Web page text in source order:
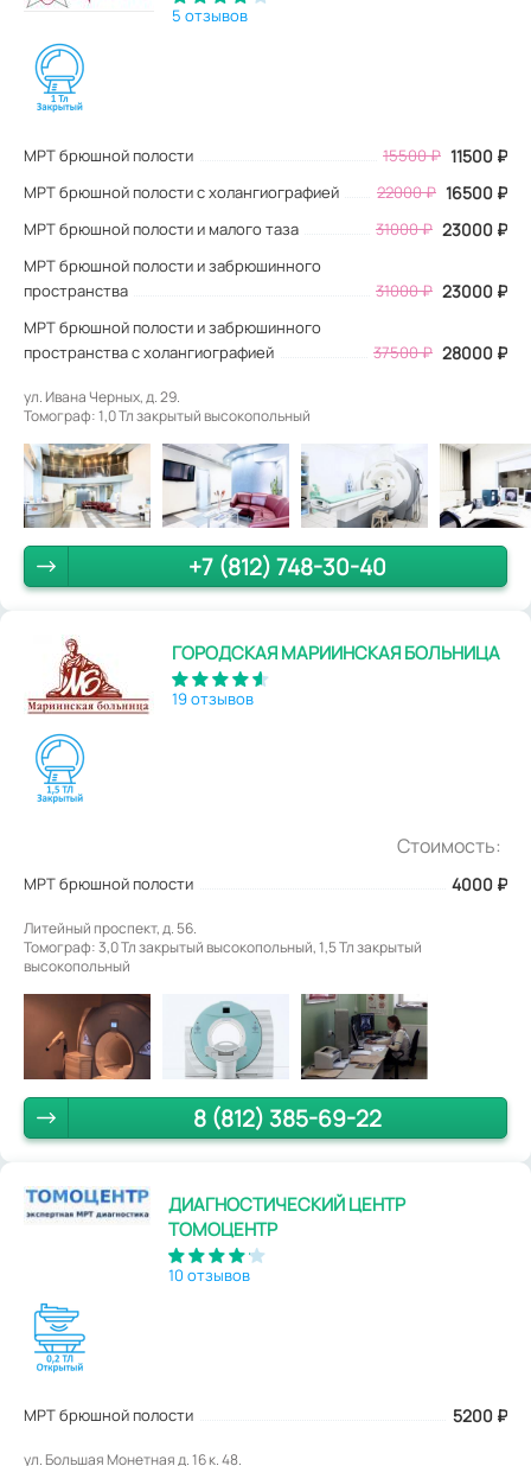
5 отзывов
МРТ брюшной полости 15500₽ 11500 ₽
МРТ брюшной полости с холангиографией 22000 ₽ 16500 ₽
МРТ брюшной полости и малого таза 31000 ₽ 23000 ₽
МРТ брюшной полости и забрюшинного
пространства
31000 ₽ 23000 ₽
МРТ брюшной полости и забрюшинного
пространства с холангиографией
37500 ₽ 28000 ₽
ул. Ивана Черных, д. 29.
Томограф: 1,0 Тл закрытый высокопольный
+7 (812) 748-30-40
ГОРОДСКАЯ МАРИИНСКАЯ БОЛЬНИЦА
19 отзывов
Стоимость:
МРТ брюшной полости 4000 ₽
Литейный проспект, д. 56.
Томограф: 3,0 Тл закрытый высокопольный, 1,5 Тл закрытый
высокопольный
8 (812) 385-69-22
ДИАГНОСТИЧЕСКИЙ ЦЕНТР
ТОМОЦЕНТР
10 отзывов
МРТ брюшной полости 5200 ₽
ул. Большая Монетная д. 16 к. 48.